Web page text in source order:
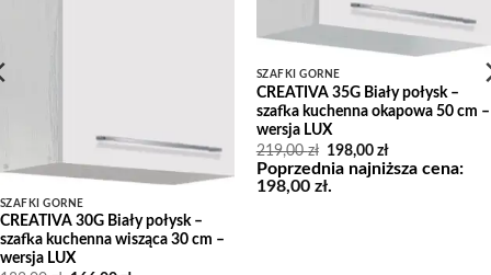
SZAFKI GÓRNE
CREATIVA 30G Biały połysk –
szafka kuchenna wisząca 30 cm –
wersja LUX
SZAFKI GÓRNE
CREATIVA 35G Biały połysk –
szafka kuchenna okapowa 50 cm –
wersja LUX
219,00zł Pierwotna
cena
wynosiła:
219,00 zł.
198,00 złAktualna
cena
wynosi:
Poprzednia najniższa cena:
198,00 zł.